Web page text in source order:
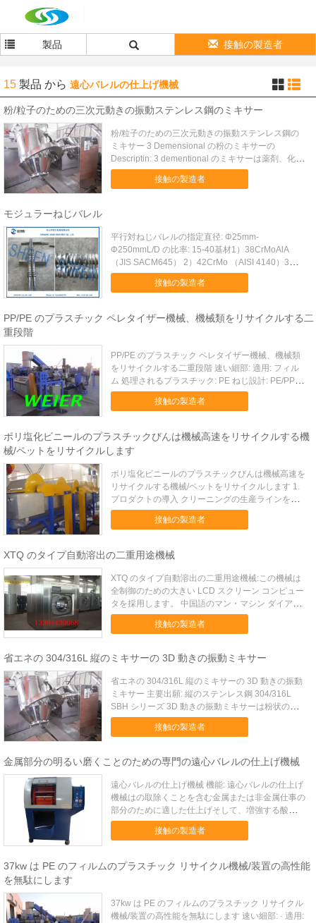
製品 接触の製造者
15 製品 から 遠心バレルの仕上げ機械
粉/粒子のための三次元動きの振動ステンレス鋼のミキサー
粉/粒子のための三次元動きの振動ステンレス鋼の
ミキサー 3 Demensional の粉のミキサーの
Descriptin: 3 dementional のミキサーは薬剤、化
学、食料品、化粧品および軽工業、また
R&D.institute のような企業に適当な広く新しい材
接触の製造者
モジュラーねじバレル
平行対ねじバレルの指定直径: Φ25mm-
Φ250mmL/D の比率: 15-40基材1）38CrMoAlA
（JIS SACM645） 2）42CrMo （AISI 4140）3）
4Cr5MoSi V1 （JIS SKD-61） 4）DC53 （JIS
G4404）5）Cr12MoV （SKD11...
接触の製造者
PP/PE のプラスチック ペレタイザー機械、機械類をリサイクルする二
重段階
PP/PE のプラスチック ペレタイザー機械、機械類
をリサイクルする二重段階 速い細部: 適用: フィル
ム 処理されるプラスチック: PE ねじ設計: PE/PP の
フィルムのリサイクル植物 自動等級: フル オート
原産地: 山東、中国（本土） 銘柄: weier 型式番号:
接触の製造者
ポリ塩化ビニールのプラスチックびんは機械高速をリサイクルする機
械/ペットをリサイクルします
ポリ塩化ビニールのプラスチックびんは機械高速を
リサイクルする機械/ペットをリサイクルします 1.
プロダクトの導入 クリーニングの生産ラインをリ
サイクルする 300Kg-3000KgPP/P/PVC/PET 無駄
のバレルおよびびん。 天然水の排水びん、コーラ
接触の製造者
XTQ のタイプ自動溶出の二重用途機械
XTQ のタイプ自動溶出の二重用途機械:この機械は
全制御のための大きい LCD スクリーン コンピュー
タを採用します。 中国語のマン・マシン ダイアロ
グを実現する中国人および表示形態では構造をです
簡単で、正確な、安定した信頼できるパフォーマン
バレル、バレ...
接触の製造者
省エネの 304/316L 縦のミキサーの 3D 動きの振動ミキサー
省エネの 304/316L 縦のミキサーの 3D 動きの振動
ミキサー 主要出願: 縦のステンレス鋼 304/316L
SBH シリーズ 3D 動きの振動ミキサーは粉状の混
合のために適当で、薬剤の、化学食糧、ligh の企
業、電子の材料を、採鉱および冶金学、国防の企業
接触の製造者
金属部分の明るい磨くことのための専門の遠心バレルの仕上げ機械
遠心バレルの仕上げ機械 機能: 遠心バレルの仕上げ
機械はの取除くことを含む金属または非金属仕事の
部分のために適した仕上げそして、増強する酸化層
の derusting 丸み 刻み目を取り除くこと磨くことで
す 電気めっきするか、または化学処理する前に処
航行電...
接触の製造者
37kw は PE のフィルムのプラスチック リサイクル機械/装置の高性能
を無駄にします
37kw は PE のフィルムのプラスチック リサイクル
機械/装置の高性能を無駄にします 速い細部: · 適用: